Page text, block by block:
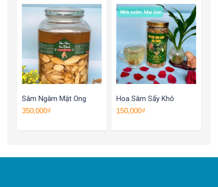
Sâm Ngâm Mật Ong
350,000₫
Hoa Sâm Sấy Khô
150,000₫